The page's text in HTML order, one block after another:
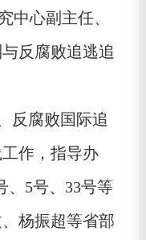
中心副主任、
反腐败追逃追
反腐败国际追
作，指导办
、5号、33号等
杨振超等省部